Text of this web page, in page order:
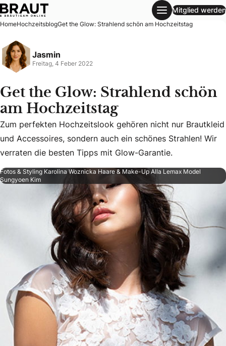
Get the Glow: Strahlend schön am Hochzeitstag
Mitglied werden
HomeHochzeitsblogGet the Glow: Strahlend schön am Hochzeitstag
Jasmin
Freitag, 4 Feber 2022
Get the Glow: Strahlend schön
am Hochzeitstag
Zum perfekten Hochzeitslook gehören nicht nur
Zum perfekten Hochzeitslook gehören nicht nur Brautkleid
und Accessoires, sondern auch ein schönes Strahlen! Wir
verraten die besten Tipps mit Glow-Garantie.
Fotos & Styling Karolina Woznicka Haare & Make-Up Alla Lemax Model
Sungyoen Kim